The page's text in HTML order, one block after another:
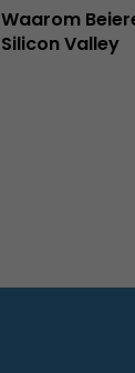
Waarom
Silicon Valley